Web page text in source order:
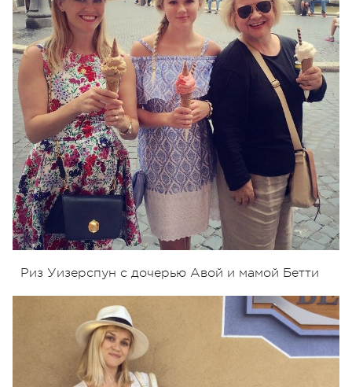
Риз Уизерспун с дочерью Авой и мамой Бетти